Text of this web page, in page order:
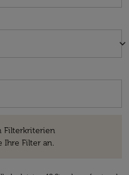
keyboard_arrow_down
Filterkriterien
Ihre Filter an.